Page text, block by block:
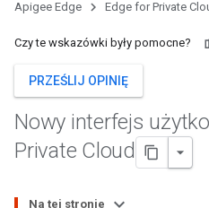
Apigee Edge Edge for Private
Czy te wskazówki były pomocne?
PRZEŚLIJ OPINIĘ
Nowy interfejs
Private Cloud
Na tej stronie